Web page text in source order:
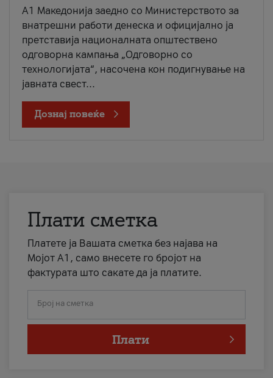
A1 Македонија заедно со Министерството за
внатрешни работи денеска и официјално ја
претставија националната општествено
одговорна кампања „Одговорно со
технологијата“, насочена кон подигнување на
јавната свест...
Дознај повеќе
Плати сметка
Платете ја Вашата сметка без најава на
Мојот А1, само внесете го бројот на
фактурата што сакате да ја платите.
Број на сметка
Плати